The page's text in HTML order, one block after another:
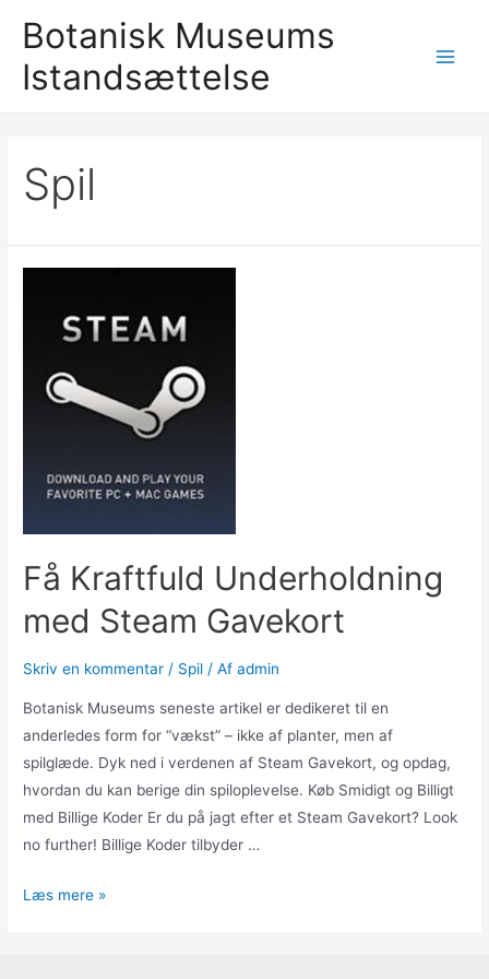
indholdet
Botanisk Museums
Istandsættelse
Spil
Få Kraftfuld Underholdning
med Steam Gavekort
Skriv en kommentar / Spil / Afadmin
Botanisk Museums seneste artikel er dedikeret til en
anderledes form for “vækst” – ikke af planter, men af
spilglæde. Dyk ned i verdenen af Steam Gavekort, og opdag,
hvordan du kan berige din spiloplevelse. Køb Smidigt og Billigt
med Billige Koder Er du på jagt efter et Steam Gavekort? Look
no further! Billige Koder tilbyder …
Få
Læs mere »